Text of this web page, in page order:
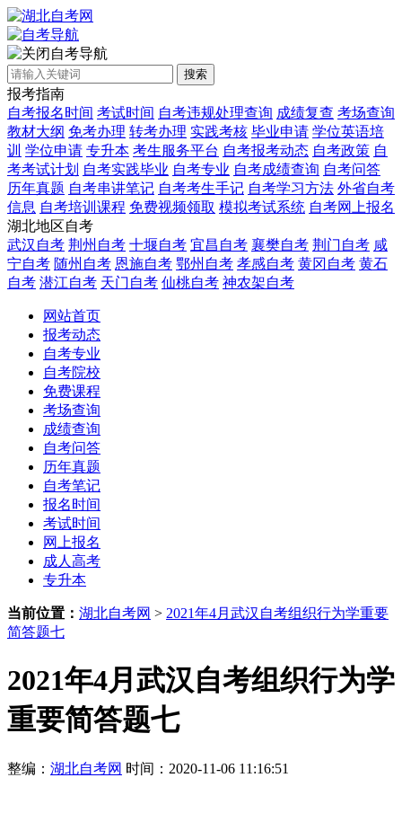
自考导航
搜索
报考指南
自考报名时间 考试时间 自考违规处理查询 成绩复查 考场查询
教材大纲 免考办理 转考办理 实践考核 毕业申请 学位英语培
训 学位申请 专升本 考生服务平台 自考报考动态 自考政策 自
考考试计划 自考实践毕业 自考专业 自考成绩查询 自考问答
历年真题 自考串讲笔记 自考考生手记 自考学习方法 外省自考
信息 自考培训课程 免费视频领取 模拟考试系统 自考网上报名
湖北地区自考
武汉自考 荆州自考 十堰自考 宜昌自考 襄樊自考 荆门自考 咸
宁自考 随州自考 恩施自考 鄂州自考 孝感自考 黄冈自考 黄石
自考 潜江自考 天门自考 仙桃自考 神农架自考
网站首页
报考动态
自考专业
自考院校
免费课程
考场查询
成绩查询
自考问答
历年真题
自考笔记
报名时间
考试时间
网上报名
成人高考
专升本
当前位置： 湖北自考网 > 2021年4月武汉自考组织行为学重要
简答题七
2021年4月武汉自考组织行为学
重要简答题七
整编： 湖北自考网 时间：2020-11-06 11:16:51